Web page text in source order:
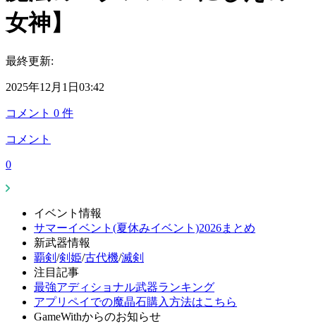
女神】
最終更新:
2025年12月1日03:42
コメント 0 件
コメント
0
イベント情報
サマーイベント(夏休みイベント)2026まとめ
新武器情報
覇剣 /剣姫/古代機/滅剣
注目記事
最強アディショナル武器ランキング
アプリペイでの魔晶石購入方法はこちら
GameWithからのお知らせ